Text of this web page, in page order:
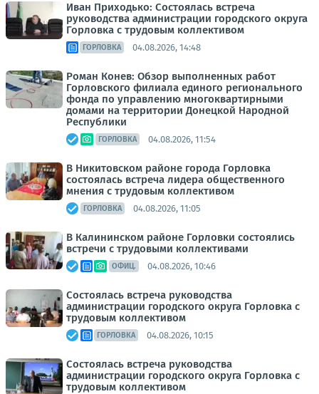
Иван Приходько: Состоялась встреча
руководства администрации городского округа
Горловка с трудовым коллективом
ГОРЛОВКА 04.08.2026, 14:48
Роман Конев: Обзор выполненных работ
Горловского филиала единого регионального
фонда по управлению многоквартирными
домами на территории Донецкой Народной
Республики
ГОРЛОВКА 04.08.2026, 11:54
В Никитовском районе города Горловка
состоялась встреча лидера общественного
мнения с трудовым коллективом
ГОРЛОВКА 04.08.2026, 11:05
В Калининском районе Горловки состоялись
встречи с трудовыми коллективами
ОФИЦ. 04.08.2026, 10:46
Состоялась встреча руководства
администрации городского округа Горловка с
трудовым коллективом
ГОРЛОВКА 04.08.2026, 10:15
Состоялась встреча руководства
администрации городского округа Горловка с
трудовым коллективом